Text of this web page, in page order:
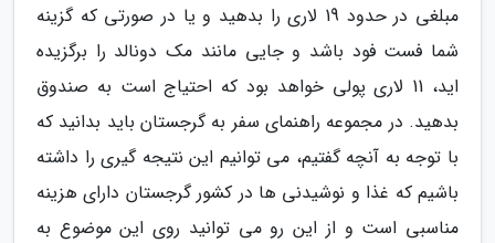
مبلغی در حدود 19 لاری را بدهید و یا در صورتی که گزینه
شما فست فود باشد و جایی مانند مک دونالد را برگزیده
اید، 11 لاری پولی خواهد بود که احتیاج است به صندوق
بدهید. در مجموعه راهنمای سفر به گرجستان باید بدانید که
با توجه به آنچه گفتیم، می توانیم این نتیجه گیری را داشته
باشیم که غذا و نوشیدنی ها در کشور گرجستان دارای هزینه
مناسبی است و از این رو می توانید روی این موضوع به